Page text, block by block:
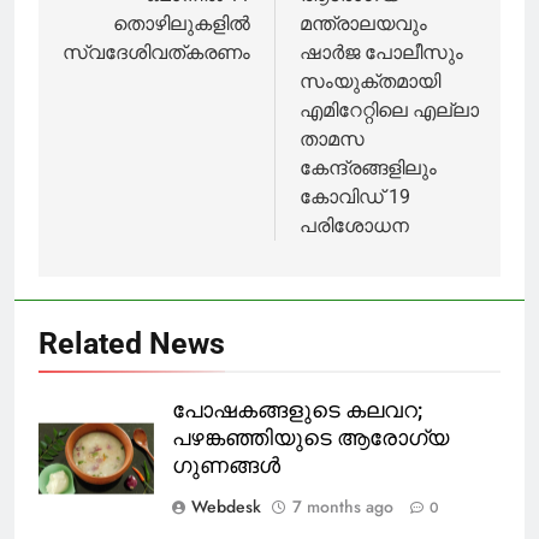
കഴിഞ്ഞ്!!തൊഴിലുകളിൽ
സ്വദേശിവത്കരണം
മന്ത്രാലയവും
ഷാർജ പോലീസും
സംയുക്തമായി
എമിറേറ്റിലെ എല്ലാ
താമസ
കേന്ദ്രങ്ങളിലും
കോവിഡ് 19
പരിശോധന
Related News
പോഷകങ്ങളുടെ കലവറ;
പഴങ്കഞ്ഞിയുടെ ആരോഗ്യ
ഗുണങ്ങൾ
Webdesk
7 months ago 0